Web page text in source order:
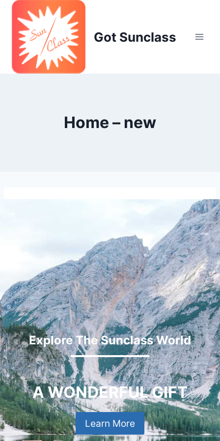
Skip
content
Got Sunclass
Home – new
Explore The Sunclass World
A WONDERFUL GIFT
Learn More